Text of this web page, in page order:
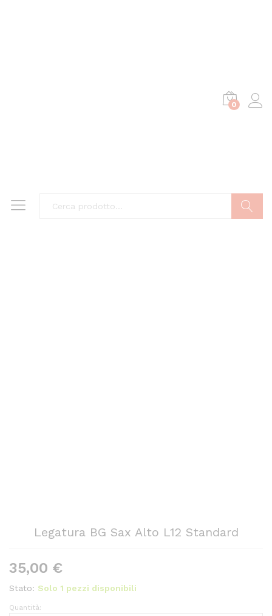
0
Legatura BG Sax Alto L12 Standard
35,00 €
Stato: Solo 1 pezzi disponibili
Legatura
Quantità: